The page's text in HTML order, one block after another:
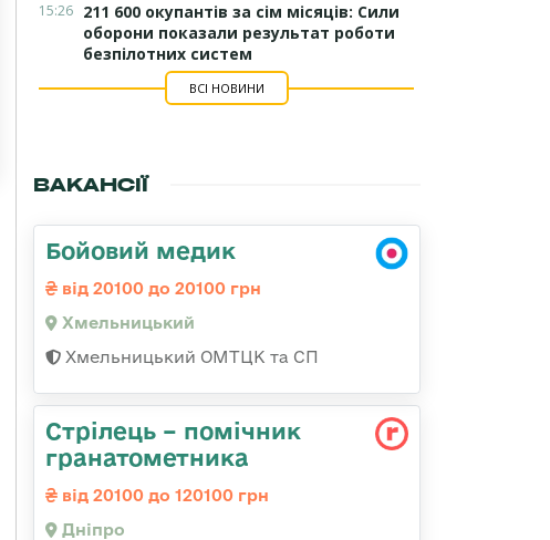
15:26 211 600 окупантів за сім місяців: Сили
оборони показали результат роботи
безпілотних систем
ВСІ НОВИНИ
ВАКАНСІЇ
Бойовий медик
від 20100 до 20100 грн
Хмельницький
Хмельницький ОМТЦК та СП
Стрілець – помічник
гранатометника
від 20100 до 120100 грн
Дніпро